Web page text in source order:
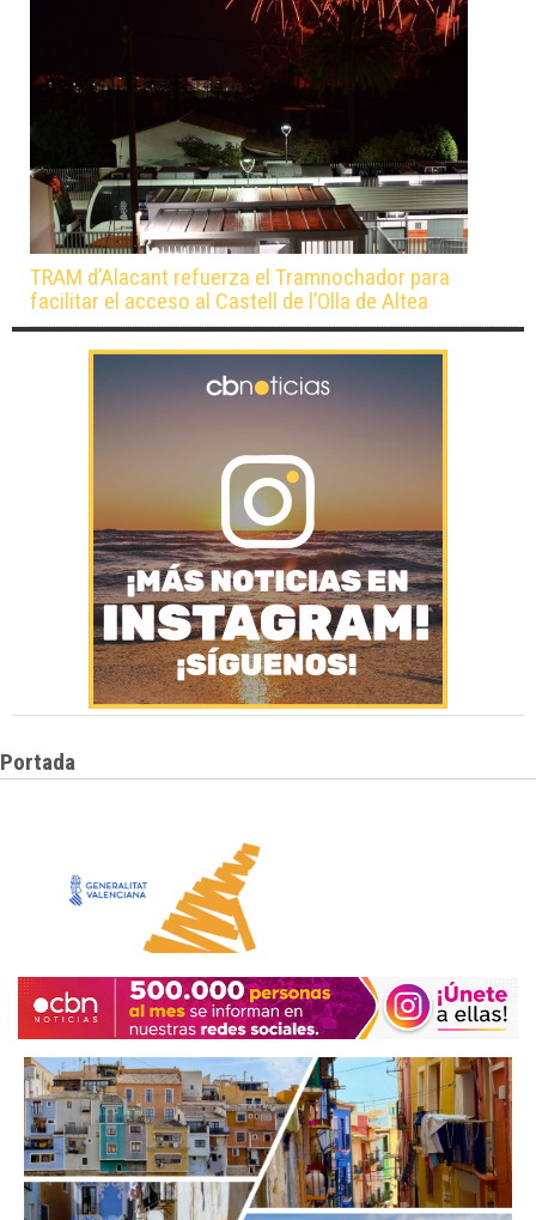
TRAM d’Alacant refuerza el Tramnochador para
facilitar el acceso al Castell de l’Olla de Altea
Portada